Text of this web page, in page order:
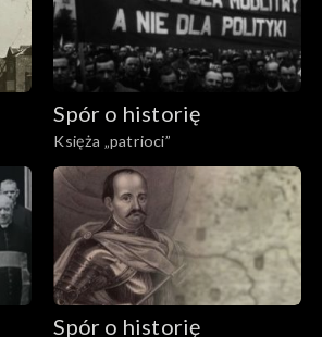
Spór o historię
Księża „patrioci”
Spór o historię